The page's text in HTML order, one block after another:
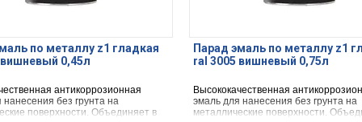
по металлу z1 гладкая
0,45л
антикоррозионная
нанесения без грунта на
поверхности. Объединяет в
Парад эмаль по металлу z1
ral 3005 вишневый 0,75л
Высококачественная
эмаль для нанесения без грунта на
металлические поверхности.